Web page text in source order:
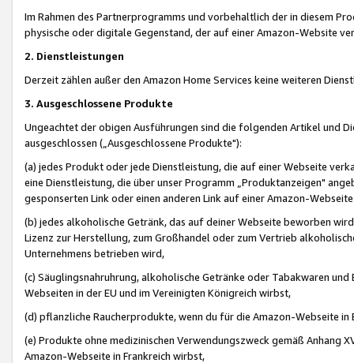
Im Rahmen des Partnerprogramms und vorbehaltlich der in diesem
physische oder digitale Gegenstand, der auf einer Amazon-Website
2. Dienstleistungen
Derzeit zählen außer den Amazon Home Services keine weiteren
3. Ausgeschlossene Produkte
Ungeachtet der obigen Ausführungen sind die folgenden Artikel und
ausgeschlossen („Ausgeschlossene Produkte"):
(a) jedes Produkt oder jede Dienstleistung, die auf einer Webseite
eine Dienstleistung, die über unser Programm „Produktanzeigen"
gesponserten Link oder einen anderen Link auf einer Amazon-
(b) jedes alkoholische Getränk, das auf deiner Webseite beworben
Lizenz zur Herstellung, zum Großhandel oder zum Vertrieb
Unternehmens betrieben wird,
(c) Säuglingsnahruhrung, alkoholische Getränke oder Tabakwaren
Webseiten in der EU und im Vereinigten Königreich wirbst,
(d) pflanzliche Raucherprodukte, wenn du für die Amazon-Webseite in
(e) Produkte ohne medizinischen Verwendungszweck gemäß Anhang
Amazon-Webseite in Frankreich wirbst,